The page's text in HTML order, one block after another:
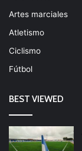
Artes marciales
Atletismo
Ciclismo
Fútbol
BEST VIEWED